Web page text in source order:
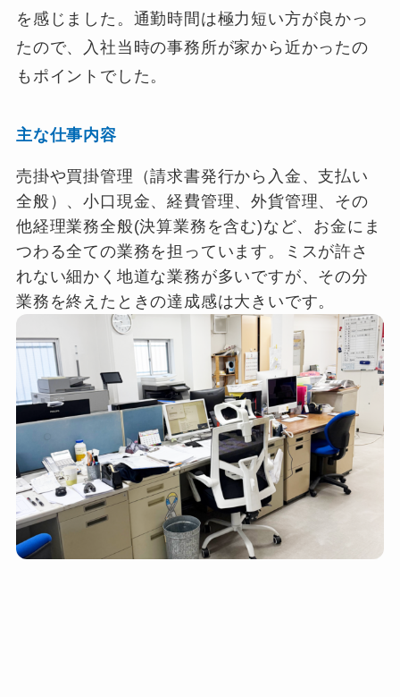
を感じました。通勤時間は極力短い方が良かっ
たので、入社当時の事務所が家から近かったの
もポイントでした。
主な仕事内容
売掛や買掛管理（請求書発行から入金、支払い
全般）、小口現金、経費管理、外貨管理、その
他経理業務全般(決算業務を含む)など、お金にま
つわる全ての業務を担っています。ミスが許さ
れない細かく地道な業務が多いですが、その分
業務を終えたときの達成感は大きいです。
❤